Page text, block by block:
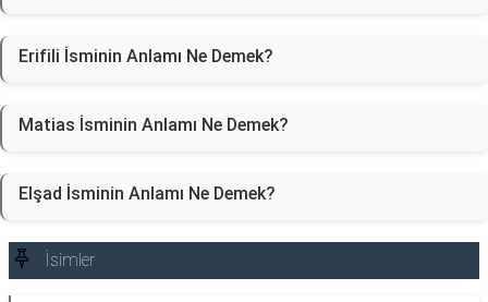
Erifili İsminin Anlamı Ne Demek?
Matias İsminin Anlamı Ne Demek?
Elşad İsminin Anlamı Ne Demek?
İsimler